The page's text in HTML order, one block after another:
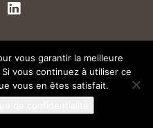
vous garantir la meilleure
vous continuez à utiliser ce
vous en êtes satisfait.